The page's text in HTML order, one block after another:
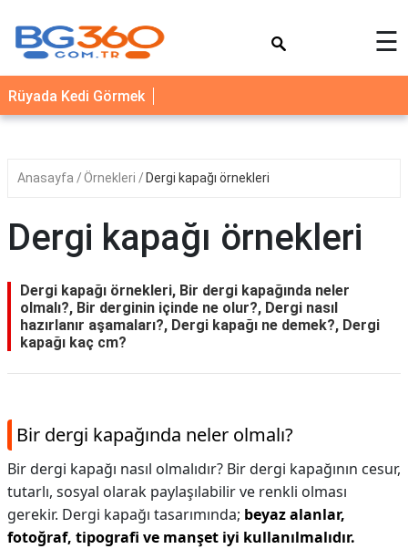
YEMEK
TARİFLERİ
SAĞLIK
☰
Rüyada Kedi Görmek
Anasayfa Örnekleri Dergi kapağı örnekleri
Dergi kapağı örnekleri
Dergi kapağı örnekleri, Bir dergi kapağında neler
olmalı?, Bir derginin içinde ne olur?, Dergi nasıl
hazırlanır aşamaları?, Dergi kapağı ne demek?, Dergi
kapağı kaç cm?
Bir dergi kapağında neler olmalı?
Bir dergi kapağı nasıl olmalıdır? Bir dergi kapağının cesur,
tutarlı, sosyal olarak paylaşılabilir ve renkli olması
gerekir. Dergi kapağı tasarımında; beyaz alanlar,
fotoğraf, tipografi ve manşet iyi kullanılmalıdır.